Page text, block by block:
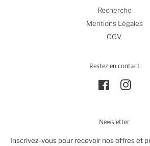
Recherche
Mentions Légales
CGV
Restez en contact
Facebook
Newsletter
Inscrivez-vous pour recevoir nos offres et